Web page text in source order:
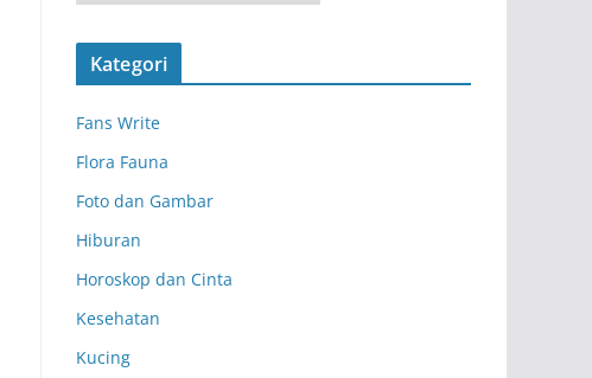
r
s
Kategori
Fans Write
Flora Fauna
Foto dan Gambar
Hiburan
Horoskop dan Cinta
Kesehatan
Kucing